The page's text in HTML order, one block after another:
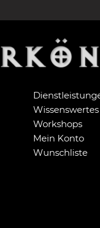
Wissenswertes
Workshops
Mein Konto
Wunschliste